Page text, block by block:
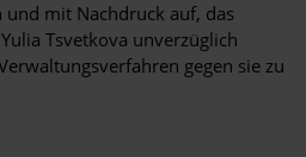
mit Nachdruck auf, das
Tsvetkova unverzüglich
gegen sie zu